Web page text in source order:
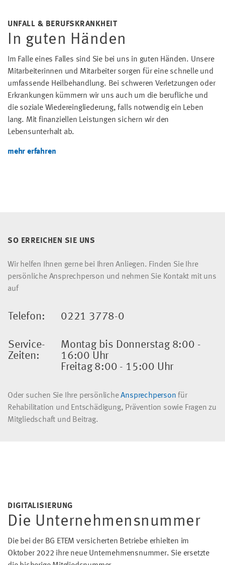
UNFALL & BERUFSKRANKHEIT
In guten Händen
Im Falle eines Falles sind Sie bei uns in guten Händen. Unsere
Mitarbeiterinnen und Mitarbeiter sorgen für eine schnelle und
umfassende Heilbehandlung. Bei schweren Verletzungen oder
Erkrankungen kümmern wir uns auch um die berufliche und
die soziale Wiedereingliederung, falls notwendig ein Leben
lang. Mit finanziellen Leistungen sichern wir den
Lebensunterhalt ab.
mehr erfahren
SO ERREICHEN SIE UNS
Wir helfen Ihnen gerne bei Ihren Anliegen. Finden Sie Ihre
persönliche Ansprechperson und nehmen Sie Kontakt mit uns
auf
Telefon: 0221 3778-0
Service-
Zeiten:
Montag bis Donnerstag 8:00 -
16:00 Uhr
Freitag 8:00 - 15:00 Uhr
Oder suchen Sie Ihre persönlicheAnsprechperson für
Rehabilitation und Entschädigung, Prävention sowie Fragen zu
Mitgliedschaft und Beitrag.
DIGITALISIERUNG
Die Unternehmensnummer
Die bei der BG ETEM versicherten Betriebe erhielten im
Oktober 2022 ihre neue Unternehmensnummer. Sie ersetzte